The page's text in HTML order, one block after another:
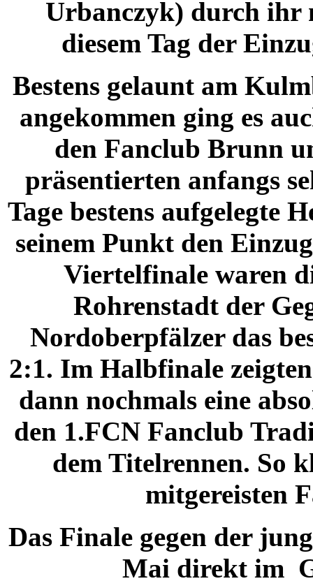
Urbanczyk) durch ihr
diesem Tag der
Bestens gelaunt am
angekommen ging es
den Fanclub Brunn
präsentierten anfangs
Tage bestens aufgelegte
seinem Punkt den
Viertelfinale waren
Rohrenstadt der
Nordoberpfälzer das
2:1. Im Halbfinale
dann nochmals eine
den 1.FCN Fanclub
dem Titelrennen. So
mitgereisten
Das Finale gegen der
Mai direkt im